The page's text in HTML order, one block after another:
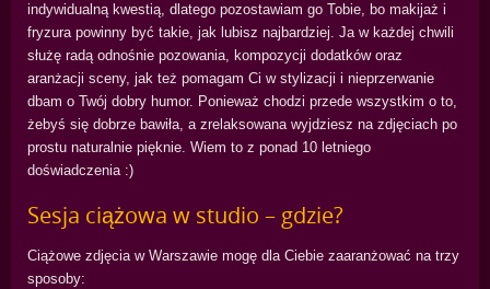
indywidualną kwestią, dlatego pozostawiam go Tobie, bo makijaż i
fryzura powinny być takie, jak lubisz najbardziej. Ja w każdej chwili
służę radą odnośnie pozowania, kompozycji dodatków oraz
aranżacji sceny, jak też pomagam Ci w stylizacji i nieprzerwanie
dbam o Twój dobry humor. Ponieważ chodzi przede wszystkim o to,
żebyś się dobrze bawiła, a zrelaksowana wyjdziesz na zdjęciach po
prostu naturalnie pięknie. Wiem to z ponad 10 letniego
doświadczenia :)
Sesja ciążowa w studio – gdzie?
Ciążowe zdjęcia w Warszawie mogę dla Ciebie zaaranżować na trzy
sposoby: